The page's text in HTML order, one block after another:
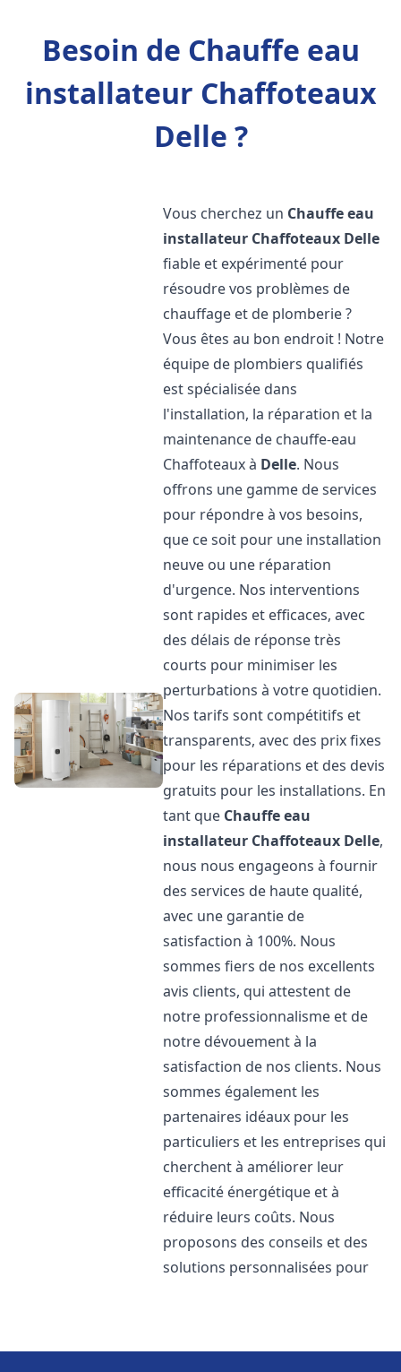
Besoin de Chauffe eau
installateur Chaffoteaux
Delle ?
Vous cherchez un Chauffe eau
installateur Chaffoteaux Delle
fiable et expérimenté pour
résoudre vos problèmes de
chauffage et de plomberie ?
Vous êtes au bon endroit ! Notre
équipe de plombiers qualifiés
est spécialisée dans
l'installation, la réparation et la
maintenance de chauffe-eau
Chaffoteaux à Delle. Nous
offrons une gamme de services
pour répondre à vos besoins,
que ce soit pour une installation
neuve ou une réparation
d'urgence. Nos interventions
sont rapides et efficaces, avec
des délais de réponse très
courts pour minimiser les
perturbations à votre quotidien.
Nos tarifs sont compétitifs et
transparents, avec des prix fixes
pour les réparations et des devis
gratuits pour les installations. En
tant que Chauffe eau
installateur Chaffoteaux Delle,
nous nous engageons à fournir
des services de haute qualité,
avec une garantie de
satisfaction à 100%. Nous
sommes fiers de nos excellents
avis clients, qui attestent de
notre professionnalisme et de
notre dévouement à la
satisfaction de nos clients. Nous
sommes également les
partenaires idéaux pour les
particuliers et les entreprises qui
cherchent à améliorer leur
efficacité énergétique et à
réduire leurs coûts. Nous
proposons des conseils et des
solutions personnalisées pour